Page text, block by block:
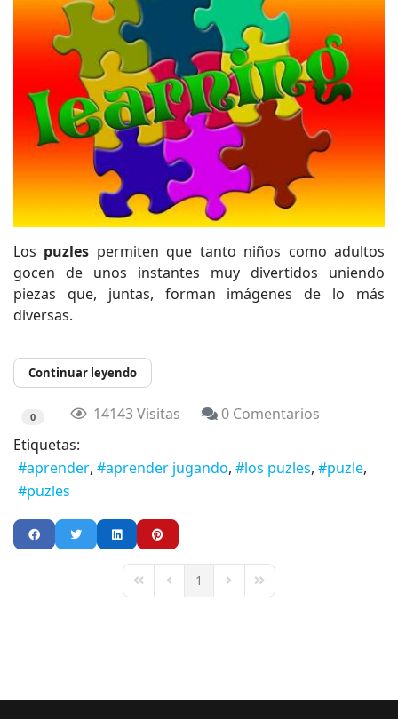
Los puzles permiten que tanto niños como adultos
gocen de unos instantes muy divertidos uniendo
piezas que, juntas, forman imágenes de lo más
diversas.
Continuar leyendo
0 14143 Visitas
0 Comentarios
Etiquetas:
aprender
aprender jugando los puzles
puzle
puzles
First PagePrevious Page
1 Next PageLast Page